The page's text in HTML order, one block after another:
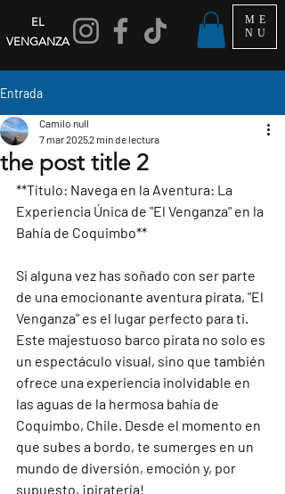
EL
VENGANZA
ME
NU
Entrada
the post title 2
Camilo null
7 mar 20252 min de lectura
**Título: Navega en la Aventura: La
Experiencia Única de "El Venganza" en la
Bahía de Coquimbo**
Si alguna vez has soñado con ser parte
de una emocionante aventura pirata, "El
Venganza" es el lugar perfecto para ti.
Este majestuoso barco pirata no solo es
un espectáculo visual, sino que también
ofrece una experiencia inolvidable en
las aguas de la hermosa bahía de
Coquimbo, Chile. Desde el momento en
que subes a bordo, te sumerges en un
mundo de diversión, emoción y, por
supuesto, ¡piratería!